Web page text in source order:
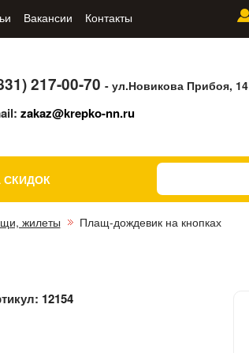
Вакансии Контакты
217-00-70- ул.Новикова Прибоя, 14
zakaz@krepko-nn.ru
СКИДОК
жилеты
Плащ-дождевик на кнопках
12154